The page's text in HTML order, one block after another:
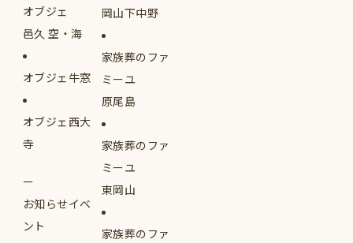
オブジェ
邑久 空・海
オブジェ牛窓
オブジェ西大
寺
お知らせイベ
ント
岡山下中野
家族葬のファ
ミーユ
原尾島
家族葬のファ
ミーユ
東岡山
家族葬のファ